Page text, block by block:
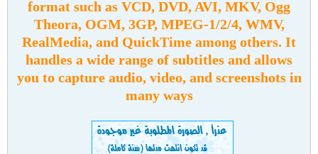
format such as VCD, DVD, AVI, MKV, Ogg
Theora, OGM, 3GP, MPEG-1/2/4, WMV,
RealMedia, and QuickTime among others. It
handles a wide range of subtitles and allows
you to capture audio, video, and screenshots in
many ways